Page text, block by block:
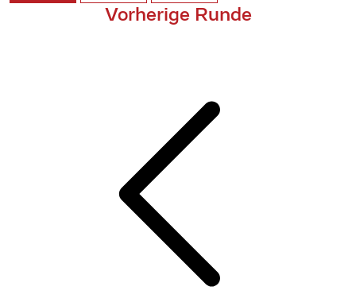
Vorherige Runde